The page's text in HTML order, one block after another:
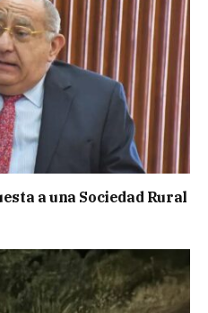
a una Sociedad Rural